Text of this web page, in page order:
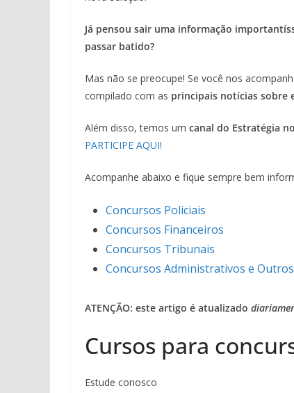
Já pensou sair uma informação
passar batido?
Mas não se preocupe! Se você nos
compilado com as principais notícias sobre
Além disso, temos um canal do Estratégia
PARTICIPE AQUI!
Acompanhe abaixo e fique sempre bem
Concursos Policiais
Concursos Financeiros
Concursos Tribunais
Concursos Administrativos e Outros
ATENÇÃO: este artigo é atualizado
Cursos para
Estude conosco